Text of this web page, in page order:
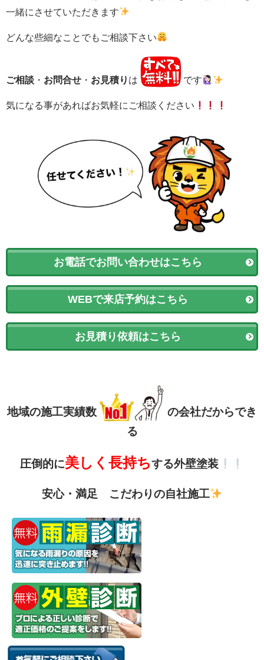
一緒にさせていただきます
どんな些細なことでもご相談下さい
ご相談 ・ お問合せ ・ お見積り は です
気になる事があればお気軽にご相談ください
お電話でお問い合わせはこちら
WEBで来店予約はこちら
お見積り依頼はこちら
地域の施工実績数
の会社だからでき
る
圧倒的に美しく長持ちする外壁塗装
安心・満足 こだわりの自社施工